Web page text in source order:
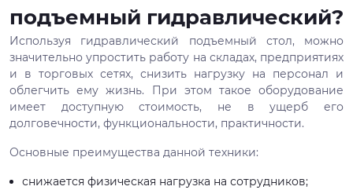
подъемный гидравлический?
Используя гидравлический подъемный стол, можно
значительно упростить работу на складах, предприятиях
и в торговых сетях, снизить нагрузку на персонал и
облегчить ему жизнь. При этом такое оборудование
имеет доступную стоимость, не в ущерб его
долговечности, функциональности, практичности.
Основные преимущества данной техники:
снижается физическая нагрузка на сотрудников;